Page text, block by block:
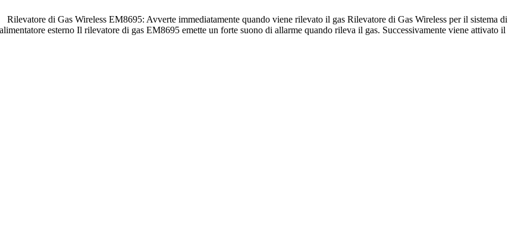
di Gas Wireless EM8695: Avverte immediatamente quando viene rilevato il gas Rilevatore di Gas Wireless per il sistema di
esterno Il rilevatore di gas EM8695 emette un forte suono di allarme quando rileva il gas. Successivamente viene attivato il